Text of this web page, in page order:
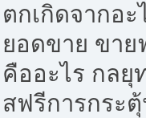
ตกเกิดจากอะ
ยอดขาย ขาย
คืออะไร กลยุ
สฟรีการกระ